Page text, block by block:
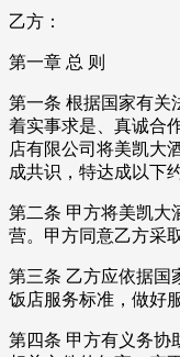
乙方：
第一章 总 则
第一条 根据国家有关
着实事求是、真诚合
店有限公司将美凯大
成共识，特达成以下
第二条 甲方将美凯大
营。甲方同意乙方采
第三条 乙方应依据国
饭店服务标准，做好
第四条 甲方有义务协